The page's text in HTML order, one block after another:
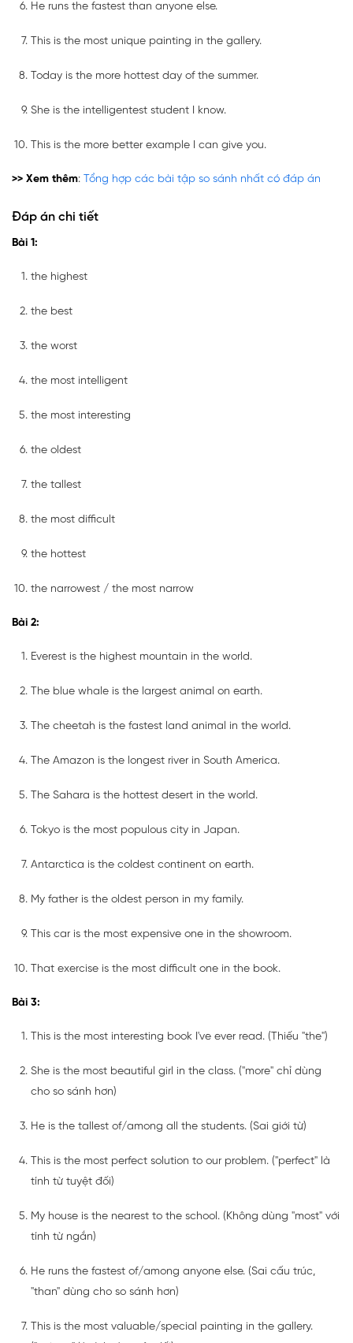
He runs the fastest than anyone else.
This is the most unique painting in the gallery.
Today is the more hottest day of the summer.
She is the intelligentest student I know.
This is the more better example I can give you.
>> Xem thêm: Tổng hợp các bài tập so sánh nhất có đáp án
Đáp án chi tiết
Bài 1:
the highest
the best
the worst
the most intelligent
the most interesting
the oldest
the tallest
the most difficult
the hottest
the narrowest / the most narrow
Bài 2:
Everest is the highest mountain in the world.
The blue whale is the largest animal on earth.
The cheetah is the fastest land animal in the world.
The Amazon is the longest river in South America.
The Sahara is the hottest desert in the world.
Tokyo is the most populous city in Japan.
Antarctica is the coldest continent on earth.
My father is the oldest person in my family.
This car is the most expensive one in the showroom.
That exercise is the most difficult one in the book.
Bài 3:
This is the most interesting book I've ever read. (Thiếu "the")
She is the most beautiful girl in the class. ("more" chỉ dùng
cho so sánh hơn)
He is the tallest of/among all the students. (Sai giới từ)
This is the most perfect solution to our problem. ("perfect" là
tính từ tuyệt đối)
My house is the nearest to the school. (Không dùng "most" với
tính từ ngắn)
He runs the fastest of/among anyone else. (Sai cấu trúc,
"than" dùng cho so sánh hơn)
This is the most valuable/special painting in the gallery.